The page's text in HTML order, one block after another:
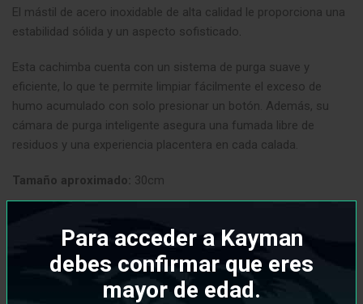
Para acceder a Kayman
debes confirmar que eres
mayor de edad.
El mástil de acero inoxidable de alta calidad le proporciona una
estabilidad sólida y un aspecto sofisticado.
Esta cachimba cuenta con un sistema de purga suave y
eficiente, lo que te permite limpiar fácilmente el exceso de
humo acumulado con solo presionar un botón. Además, su
cámara de purga inteligente asegura una fumada libre de
residuos y una experiencia placentera en cada calada.
Tamaño aproximado: 30cm
Orion Ahad incluye: